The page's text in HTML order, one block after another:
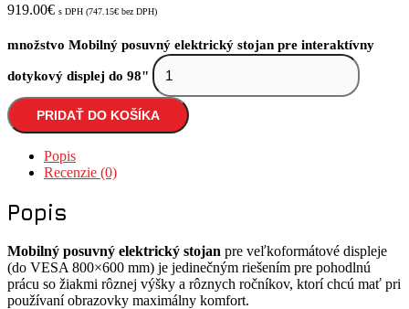
919.00€ s DPH (747.15€ bez DPH)
množstvo Mobilný posuvný elektrický stojan pre interaktívny
dotykový displej do 98"
PRIDAŤ DO KOŠÍKA
Popis
Recenzie (0)
Popis
Mobilný posuvný elektrický stojan pre veľkoformátové displeje
(do VESA 800×600 mm) je jedinečným riešením pre pohodlnú
prácu so žiakmi rôznej výšky a rôznych ročníkov, ktorí chcú mať pri
používaní obrazovky maximálny komfort.